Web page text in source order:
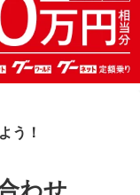
う！
わせ